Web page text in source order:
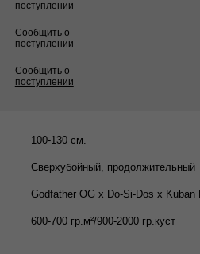
поступлении
Сообщить о
поступлении
Сообщить о
поступлении
100-130 см.
Сверхубойный, продолжительный
Godfather OG x Do-Si-Dos x Kuban
600-700 гр.м²/900-2000 гр.куст